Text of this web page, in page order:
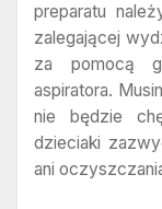
preparatu
zalegającej
za pomocą
aspiratora.
nie będzie
dzieciaki
ani